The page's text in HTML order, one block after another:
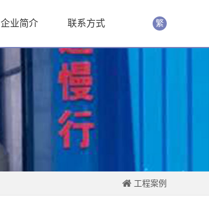
繁
企业简介 联系方式
工程案例